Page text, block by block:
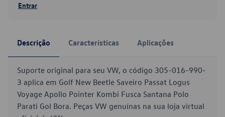
Entrar
Descrição Características Aplicações
Suporte original para seu VW, o código 305-016-990-
3 aplica em Golf New Beetle Saveiro Passat Logus
Voyage Apollo Pointer Kombi Fusca Santana Polo
Parati Gol Bora. Peças VW genuínas na sua loja virtual